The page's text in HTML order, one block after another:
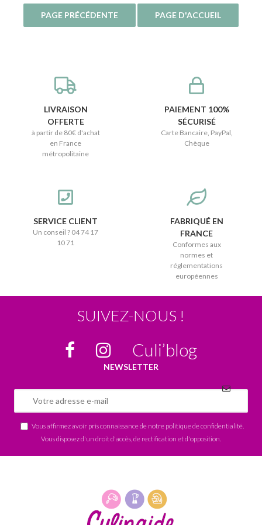
LIVRAISON
OFFERTE
à partir de 80€ d'achat
en France
métropolitaine
PAIEMENT 100%
SÉCURISÉ
Carte Bancaire, PayPal,
Chèque
SERVICE CLIENT
Un conseil ? 04 74 17
10 71
FABRIQUÉ EN
FRANCE
Conformes aux
normes et
réglementations
européennes
SUIVEZ-NOUS !
Culi’blog
NEWSLETTER
Vous affirmez avoir pris connaissance de notre politique de confidentialité
Vous disposez d'un droit d'accès, de rectification et d'opposition.